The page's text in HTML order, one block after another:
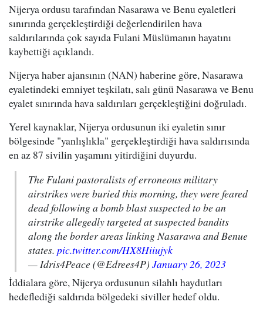
Nijerya ordusu tarafından Nasarawa ve Benu eyaletleri
sınırında gerçekleştirdiği değerlendirilen hava
saldırılarında çok sayıda Fulani Müslümanın hayatını
kaybettiği açıklandı.
Nijerya haber ajansının (NAN) haberine göre, Nasarawa
eyaletindeki emniyet teşkilatı, salı günü Nasarawa ve Benu
eyalet sınırında hava saldırıları gerçekleştiğini doğruladı.
Yerel kaynaklar, Nijerya ordusunun iki eyaletin sınır
bölgesinde "yanlışlıkla" gerçekleştirdiği hava saldırısında
en az 87 sivilin yaşamını yitirdiğini duyurdu.
The Fulani pastoralists of erroneous military
airstrikes were buried this morning, they were feared
dead following a bomb blast suspected to be an
airstrike allegedly targeted at suspected bandits
along the border areas linking Nasarawa and Benue
states. pic.twitter.com/HX8Hiiujyk
— Idris4Peace (@Edrees4P) January 26, 2023
İddialara göre, Nijerya ordusunun silahlı haydutları
hedeflediği saldırıda bölgedeki siviller hedef oldu.